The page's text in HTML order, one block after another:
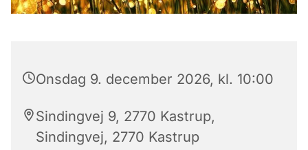
Onsdag 9. december 2026, kl. 10:00
Sindingvej 9, 2770 Kastrup,
Sindingvej, 2770 Kastrup